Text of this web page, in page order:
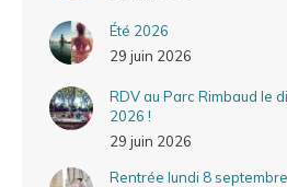
Été 2026
29 juin 2026
RDV au Parc Rimbaud le
2026 !
29 juin 2026
Rentrée lundi 8